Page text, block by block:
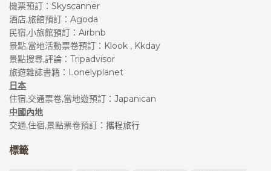
機票預訂： Skyscanner
酒店,旅館預訂： Agoda
民宿,小旅館預訂： Airbnb
景點,當地活動票卷預訂： Klook , Kkday
景點搜尋,評論： Tripadvisor
旅遊雜誌書籍： Lonelyplanet
日本
住宿,交通票卷,當地遊預訂： Japanican
中國內地
交通,住宿,景點票卷預訂： 攜程旅行
標籤